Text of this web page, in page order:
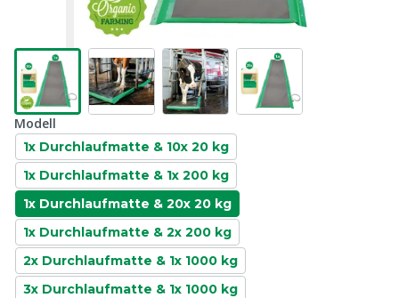
Modell
1x Durchlaufmatte & 10x 20 kg
1x Durchlaufmatte & 1x 200 kg
1x Durchlaufmatte & 20x 20 kg
1x Durchlaufmatte & 2x 200 kg
2x Durchlaufmatte & 1x 1000 kg
3x Durchlaufmatte & 1x 1000 kg